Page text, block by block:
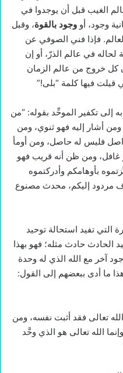
الغيب قبل أن يوجدوا في
وجود، أو وجود بالقوة، وقبل
فإذا فني الصوفي عن
في عالم الذرّ، أو إن
كل خروج من عالم الزمان
قيلت فيها كلمة “بلى!”
إلى تكفير الموحِّد بقوله: “من
أشار إليه فهو ثنوي، ومن
فليس له حاصل، ومن أومأ
غافل، ومن ظن أنه قريب فهو
بأوهامكم وأدركتموه
مردود إليكم، محدث مصنوع
التي تفيد استحالة توحيد
الحادث حادث مثله؛ فهو بهذا
آخر مع الله الذي له وحدة
ما أدى ببعضهم إلى القول:
تعالى فقد أثبت نفسه، ومن
الله تعالى هو الذي وحَّد